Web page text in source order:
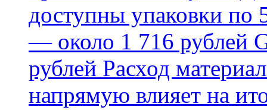
доступны упаковки по
— около 1 716 рублей
рублей Расход
напрямую влияет на